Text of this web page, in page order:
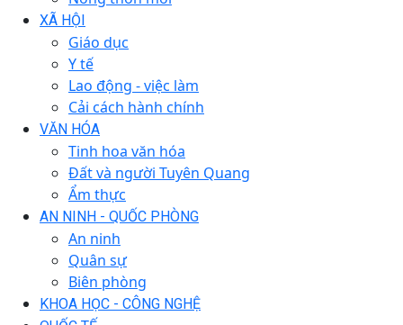
XÃ HỘI
Giáo dục
Y tế
Lao động - việc làm
Cải cách hành chính
VĂN HÓA
Tinh hoa văn hóa
Đất và người Tuyên Quang
Ẩm thực
AN NINH - QUỐC PHÒNG
An ninh
Quân sự
Biên phòng
KHOA HỌC - CÔNG NGHỆ